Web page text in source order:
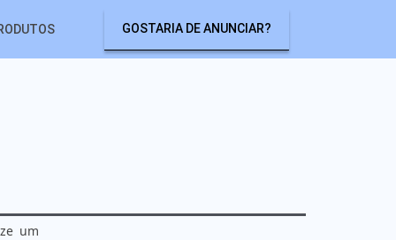
GOSTARIA DE ANUNCIAR?
um